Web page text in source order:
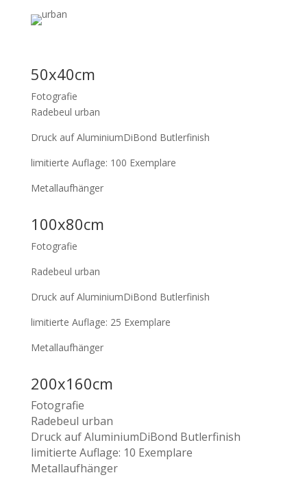
50x40cm
Fotografie
Radebeul urban
Druck auf AluminiumDiBond Butlerfinish
limitierte Auflage: 100 Exemplare
Metallaufhänger
100x80cm
Fotografie
Radebeul urban
Druck auf AluminiumDiBond Butlerfinish
limitierte Auflage: 25 Exemplare
Metallaufhänger
200x160cm
Fotografie
Radebeul urban
Druck auf AluminiumDiBond Butlerfinish
limitierte Auflage: 10 Exemplare
Metallaufhänger